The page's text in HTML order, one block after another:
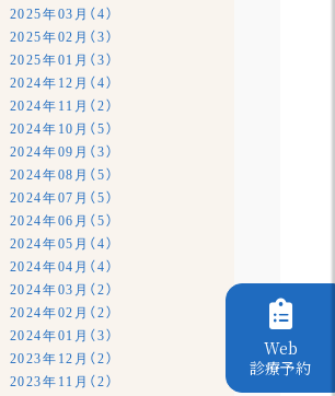
2025年03月（4）
2025年02月（3）
2025年01月（3）
2024年12月（4）
2024年11月（2）
2024年10月（5）
2024年09月（3）
2024年08月（5）
2024年07月（5）
2024年06月（5）
2024年05月（4）
2024年04月（4）
2024年03月（2）
2024年02月（2）
2024年01月（3）
2023年12月（2）
2023年11月（2）
Web
診療予約